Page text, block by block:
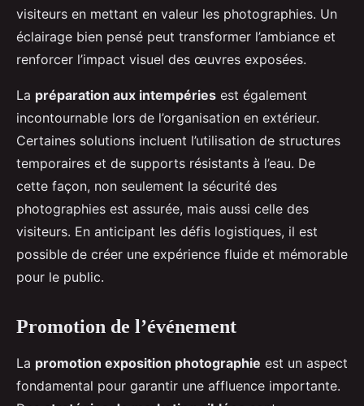
visiteurs en mettant en valeur les photographies. Un
éclairage bien pensé peut transformer l’ambiance et
renforcer l’impact visuel des œuvres exposées.
La préparation aux intempéries est également
incontournable lors de l’organisation en extérieur.
Certaines solutions incluent l’utilisation de structures
temporaires et de supports résistants à l’eau. De
cette façon, non seulement la sécurité des
photographies est assurée, mais aussi celle des
visiteurs. En anticipant les défis logistiques, il est
possible de créer une expérience fluide et mémorable
pour le public.
Promotion de l’événement
La promotion exposition photographie est un aspect
fondamental pour garantir une affluence importante.